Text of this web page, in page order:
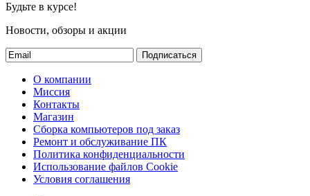
Будьте в курсе!
Новости, обзоры и акции
Подписаться
О компании
Миссия
Контакты
Магазин
Сборка компьютеров под заказ
Ремонт и обслуживание ПК
Политика конфиденциальности
Использование файлов Cookie
Условия соглашения